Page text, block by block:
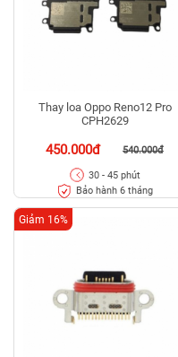
Thay loa Oppo Reno12 Pro
CPH2629
450.000đ 540.000đ
30 - 45 phút
Bảo hành 6 tháng
Giảm 16%